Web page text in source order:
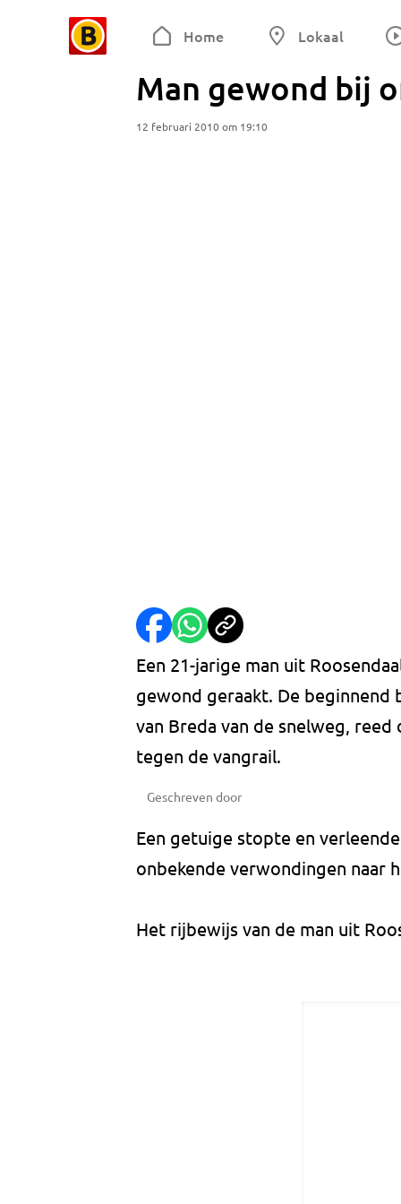
Home Lokaal
Man gewond bij
12 februari 2010 om 19:10
Een 21-jarige man uit
gewond geraakt. De
van Breda van de snelweg,
tegen de vangrail.
Geschreven door
Een getuige stopte en
onbekende verwondingen naar
Het rijbewijs van de man uit